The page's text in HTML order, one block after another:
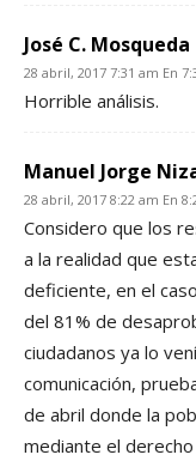
José C. Mosqueda
28 abril, 2017 7:31 am En
Horrible análisis.
Manuel Jorge
28 abril, 2017 8:22 am En
Considero que los
a la realidad que
deficiente, en el
del 81% de
ciudadanos ya lo
comunicación,
de abril donde la
mediante el